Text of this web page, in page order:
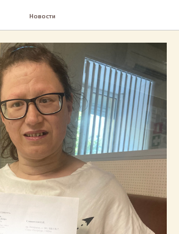
Новости